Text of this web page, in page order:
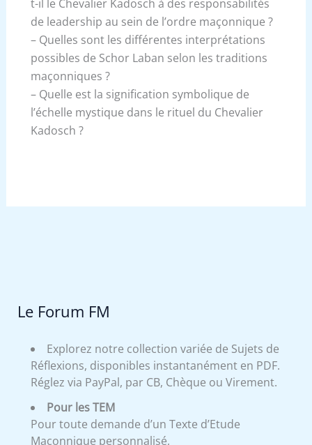
t-il le Chevalier Kadosch à des responsabilités
de leadership au sein de l’ordre maçonnique ?
– Quelles sont les différentes interprétations
possibles de Schor Laban selon les traditions
maçonniques ?
– Quelle est la signification symbolique de
l’échelle mystique dans le rituel du Chevalier
Kadosch ?
Le Forum FM
Explorez notre collection variée de Sujets de
Réflexions, disponibles instantanément en PDF.
Réglez via PayPal, par CB, Chèque ou Virement.
Pour les TEM
Pour toute demande d’un Texte d’Etude
Maçonnique personnalisé,